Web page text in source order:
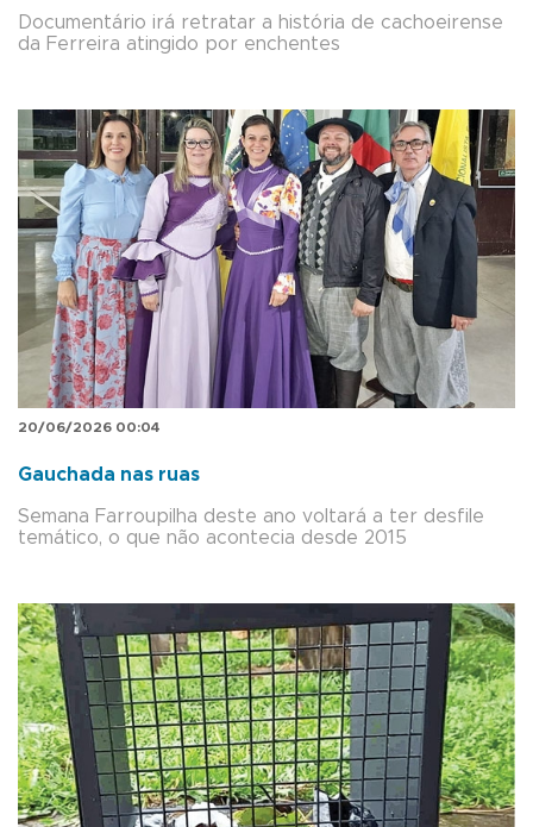
Documentário irá retratar a história de cachoeirense
da Ferreira atingido por enchentes
20/06/2026 00:04
Gauchada nas ruas
Semana Farroupilha deste ano voltará a ter desfile
temático, o que não acontecia desde 2015